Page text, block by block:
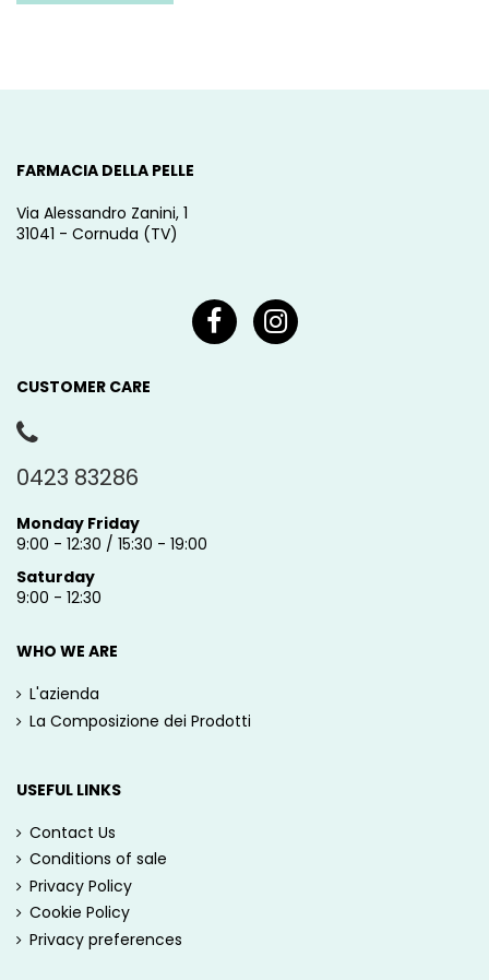
FARMACIA DELLA PELLE
Via Alessandro Zanini, 1
31041 - Cornuda (TV)
CUSTOMER CARE
0423 83286
Monday Friday
9:00 - 12:30 / 15:30 - 19:00
Saturday
9:00 - 12:30
WHO WE ARE
L'azienda
La Composizione dei Prodotti
USEFUL LINKS
Contact Us
Conditions of sale
Privacy Policy
Cookie Policy
Privacy preferences